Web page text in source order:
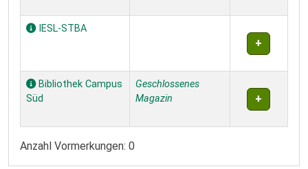
IESL-STBA
Bibliothek Campus
Süd
Geschlossenes
Magazin
Anzahl Vormerkungen: 0